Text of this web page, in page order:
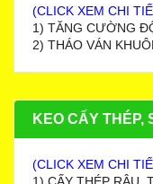
(CLICK XEM CHI
1) TĂNG CƯỜNG
2) THÁO VÁN
KEO CẤY THÉP,
(CLICK XEM CHI